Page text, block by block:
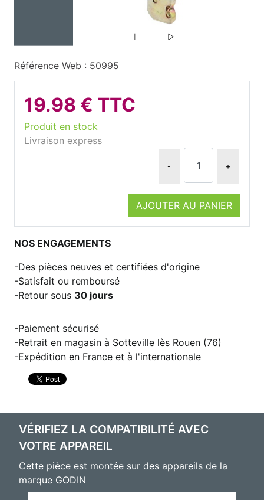
Référence Web : 50995
19.98 € TTC
Produit en stock
Livraison express
- +
AJOUTER AU PANIER
NOS ENGAGEMENTS
Des pièces neuves et certifiées d'origine
Satisfait ou remboursé
Retour sous 30 jours
Paiement sécurisé
Retrait en magasin à Sotteville lès Rouen (76)
Expédition en France et à l'internationale
VÉRIFIEZ LA COMPATIBILITÉ AVEC
VOTRE APPAREIL
Cette pièce est montée sur des appareils de la
marque GODIN